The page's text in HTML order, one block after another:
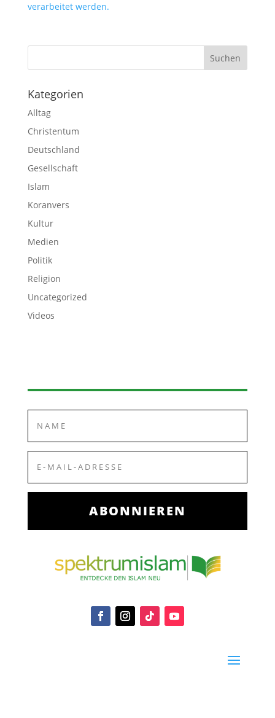
verarbeitet werden.
Kategorien
Alltag
Christentum
Deutschland
Gesellschaft
Islam
Koranvers
Kultur
Medien
Politik
Religion
Uncategorized
Videos
ABONNIEREN